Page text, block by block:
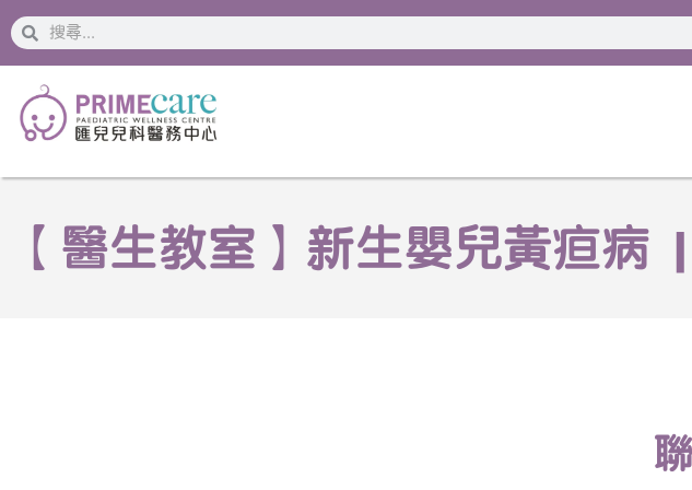
搜
索
搜
索
【醫生教室】新生嬰兒黃疸